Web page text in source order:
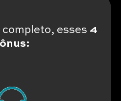
esses 4